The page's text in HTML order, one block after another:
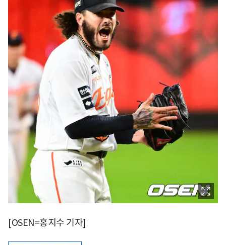
[OSEN=홍지수 기자]